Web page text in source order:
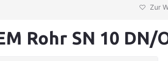
Zur
Rohr SN 10 DN/